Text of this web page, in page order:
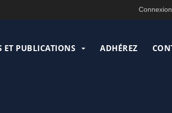
Connexion
ET PUBLICATIONS ADHÉREZ